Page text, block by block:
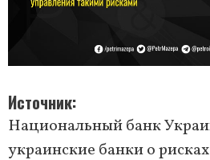
Источник
Национальный банк
украинские банки о